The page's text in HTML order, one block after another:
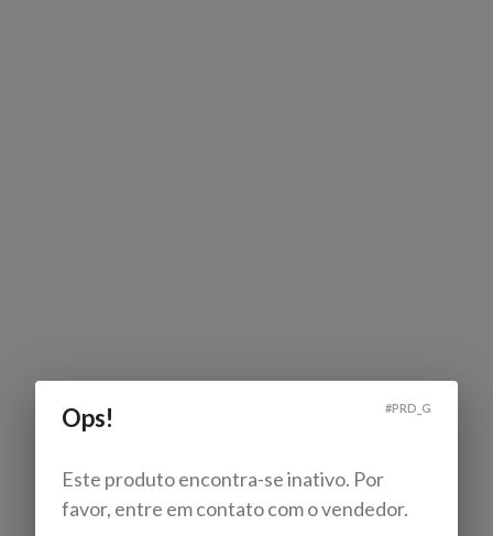
Ops! #PRD_G
Este produto encontra-se inativo. Por
favor, entre em contato com o vendedor.